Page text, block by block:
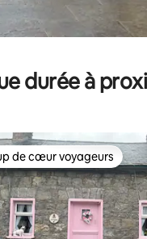
durée à
de cœur voyageurs
de cœur voyageurs